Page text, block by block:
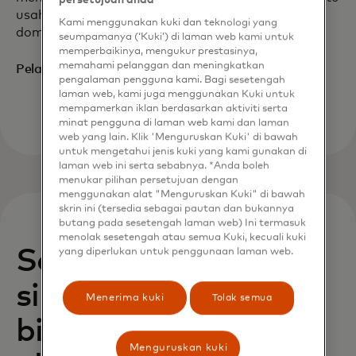
usaha kecil dan menengah lebih baik melindungi
domain digital mereka.
Pelajari lebih lanjutopens in a new tab
Solusi keamanan
siber untuk setiap
bisnis dari segala
Kami menggunakan kuki dan teknologi yang
seumpamanya (‘Kuki’) di laman web kami untuk
memperbaikinya, mengukur prestasinya,
memahami pelanggan dan meningkatkan
pengalaman pengguna kami. Bagi sesetengah
laman web, kami juga menggunakan Kuki untuk
mempamerkan iklan berdasarkan aktiviti serta
minat pengguna di laman web kami dan laman
web yang lain. Klik 'Menguruskan Kuki' di bawah
untuk mengetahui jenis kuki yang kami gunakan di
laman web ini serta sebabnya. *Anda boleh
menukar pilihan persetujuan dengan
menggunakan alat "Menguruskan Kuki" di bawah
skrin ini (tersedia sebagai pautan dan bukannya
butang pada sesetengah laman web) Ini termasuk
menolak sesetengah atau semua Kuki, kecuali kuki
yang diperlukan untuk penggunaan laman web.
Menerima kuki Tolak semua
Menguruskan kuki